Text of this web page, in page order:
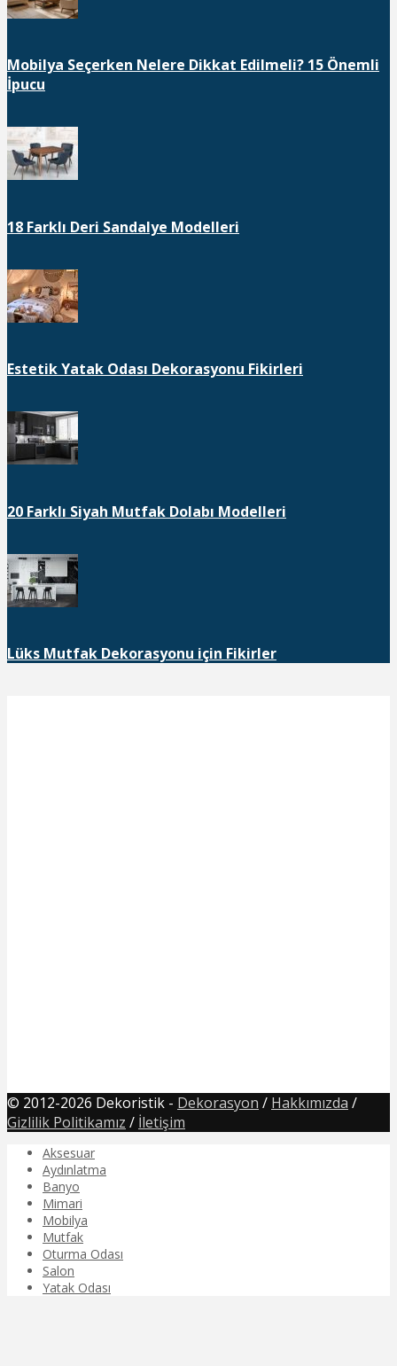
Mobilya Seçerken Nelere Dikkat Edilmeli? 15 Önemli
İpucu
18 Farklı Deri Sandalye Modelleri
Estetik Yatak Odası Dekorasyonu Fikirleri
20 Farklı Siyah Mutfak Dolabı Modelleri
Lüks Mutfak Dekorasyonu için Fikirler
© 2012-2026 Dekoristik - Dekorasyon / Hakkımızda /
Gizlilik Politikamız / İletişim
Aksesuar
Aydınlatma
Banyo
Mimari
Mobilya
Mutfak
Oturma Odası
Salon
Yatak Odası